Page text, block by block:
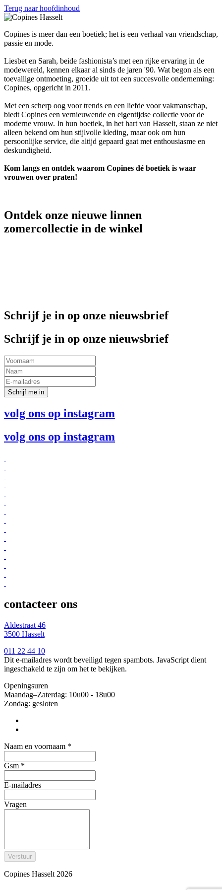
Terug naar hoofdinhoud
Copines is meer dan een boetiek; het is een verhaal van vriendschap,
passie en mode.
Liesbet en Sarah, beide fashionista’s met een rijke ervaring in de
modewereld, kennen elkaar al sinds de jaren '90. Wat begon als een
toevallige ontmoeting, groeide uit tot een succesvolle onderneming:
Copines, opgericht in 2011.
Met een scherp oog voor trends en een liefde voor vakmanschap,
biedt Copines een vernieuwende en eigentijdse collectie voor de
moderne vrouw. In hun boetiek, in het hart van Hasselt, staan ze niet
alleen bekend om hun stijlvolle kleding, maar ook om hun
persoonlijke service, die altijd gepaard gaat met enthousiasme en
deskundigheid.
Kom langs en ontdek waarom Copines dé boetiek is waar
vrouwen over praten!
Ontdek onze nieuwe linnen
zomercollectie in de winkel
Schrijf je in op onze nieuwsbrief
Schrijf je in op onze nieuwsbrief
Schrijf me in
volg ons op instagram
volg ons op instagram
contacteer ons
Aldestraat 46
3500 Hasselt
011 22 44 10
Dit e-mailadres wordt beveiligd tegen spambots. JavaScript dient
ingeschakeld te zijn om het te bekijken.
Openingsuren
Maandag–Zaterdag: 10u00 - 18u00
Zondag: gesloten
Naam en voornaam *
Gsm *
E-mailadres
Vragen
Verstuur
Copines Hasselt 2026